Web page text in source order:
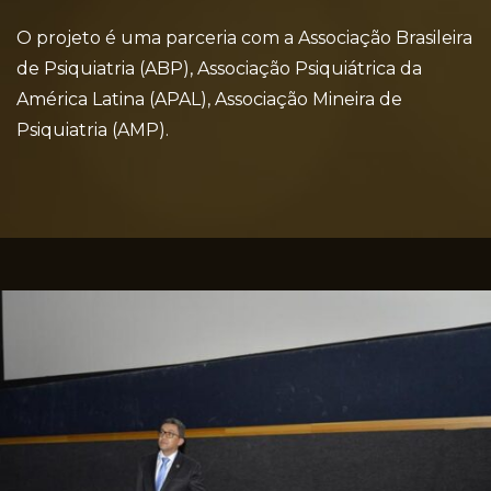
O projeto é uma parceria com a Associação Brasileira
de Psiquiatria (ABP), Associação Psiquiátrica da
América Latina (APAL), Associação Mineira de
Psiquiatria (AMP).